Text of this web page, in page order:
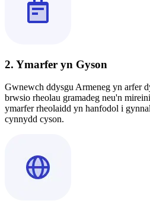
2. Ymarfer yn Gyson
Gwnewch ddysgu Armeneg yn arfer
brwsio rheolau gramadeg neu'n
ymarfer rheolaidd yn hanfodol i
cynnydd cyson.